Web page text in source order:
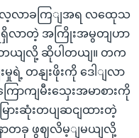
ေ့လာခကြျအရ လထေုသ
ရှိလာတဲ့ အကြိုးအမွတျဟာ
တယျလို့ ဆိုပါတယျ။ တက
မှုရဲ့ တနျးဖိုးကို ဒေါျလာ
ောကျမီးသှေးအမာစားကို
ားဆုံးတပျဆငျထားတဲ့
နာတခု ဖွဈလိမ့ျမယျလို့